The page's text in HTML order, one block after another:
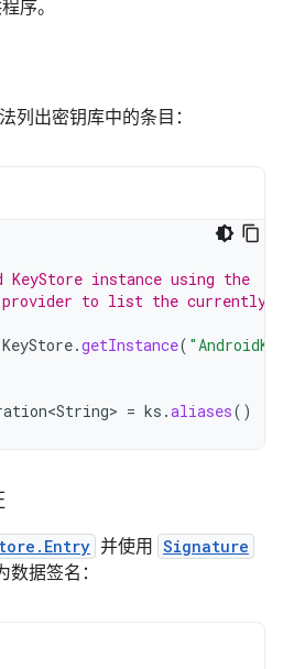
序。
列出密钥库中的条目：
KeyStore instance using the
provider to list the currently
KeyStore.getInstance(
= ks .aliases()
并使用 Signature
数据签名：